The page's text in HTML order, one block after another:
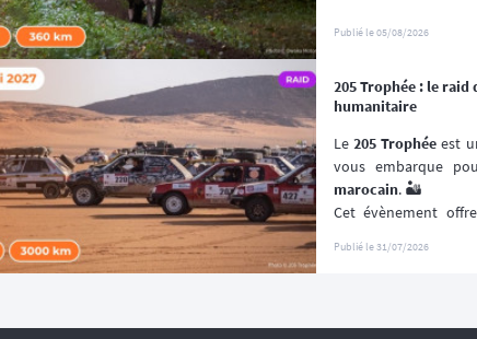
Portée par le Moto
plutôt que sur la
📆 Prochaines dates :
Publié le05/08/2026
205 Trophée : le raid
humanitaire
Le 205 Trophée est
vous embarque
marocain. 🏜️
Cet évènement
les plus désertiques. 🌵
dépassement de soi !
Publié le31/07/2026